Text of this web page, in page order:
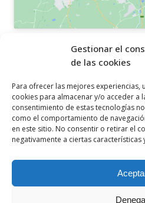
Gestionar el
de las cookies
Para ofrecer las mejores
cookies para almacenar y/o acceder a
consentimiento de estas tecnologías
como el comportamiento de
en este sitio. No consentir o retirar el
negativamente a ciertas características
OTROS
Política de
Aviso
Canal